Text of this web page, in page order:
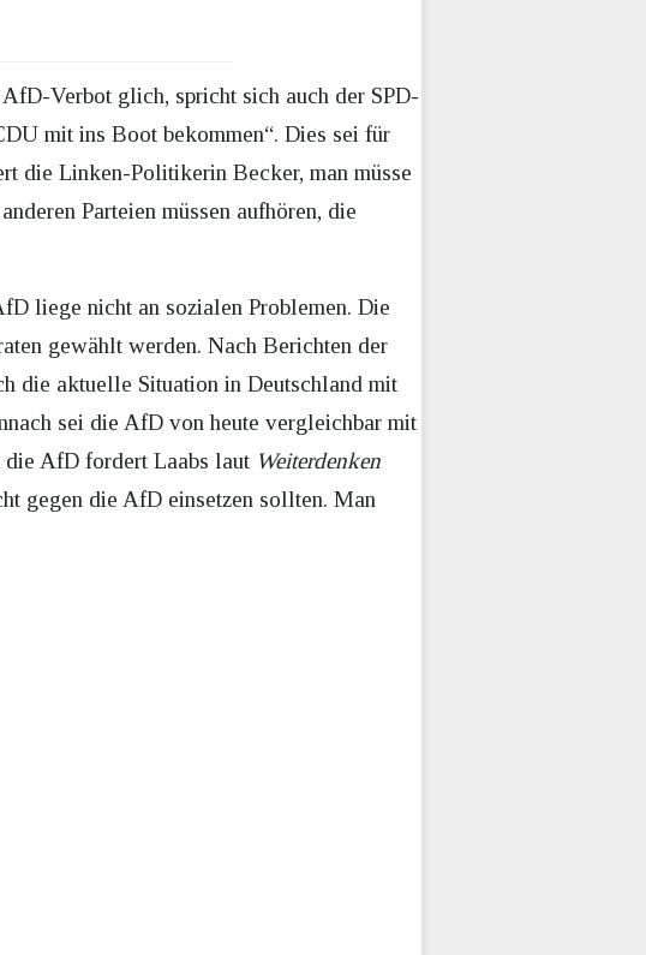
Verbot glich, spricht sich auch der SPD-
mit ins Boot bekommen“. Dies sei für
die Linken-Politikerin Becker, man müsse
Parteien müssen aufhören, die
liege nicht an sozialen Problemen. Die
gewählt werden. Nach Berichten der
die aktuelle Situation in Deutschland mit
sei die AfD von heute vergleichbar mit
die AfD fordert Laabs laut Weiterdenken
gegen die AfD einsetzen sollten. Man